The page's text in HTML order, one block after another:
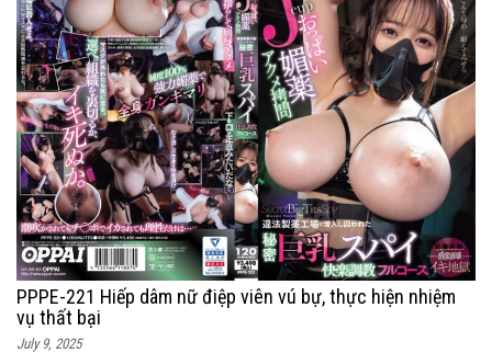
PPPE-221 Hiếp dâm nữ điệp viên vú bự, thực hiện nhiệm
vụ thất bại
July 9, 2025